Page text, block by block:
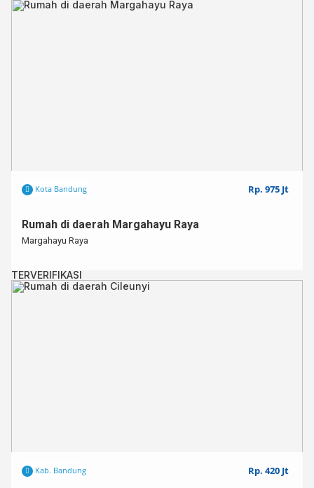
Kota Bandung Rp. 975 Jt
Rumah di daerah Margahayu Raya
Margahayu Raya
TERVERIFIKASI
Kab. Bandung Rp. 420 Jt